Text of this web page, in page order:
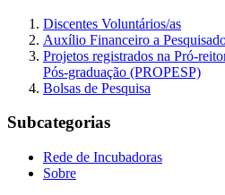
Discentes Voluntários/as
Auxílio Financeiro a
Projetos registrados na Pró-
Pós-graduação (PROPESP)
Bolsas de Pesquisa
Subcategorias
Rede de Incubadoras
Sobre